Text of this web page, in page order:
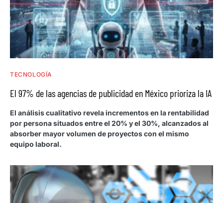
TECNOLOGÍA
El 97% de las agencias de publicidad en México prioriza la IA
El análisis cualitativo revela incrementos en la rentabilidad
por persona situados entre el 20% y el 30%, alcanzados al
absorber mayor volumen de proyectos con el mismo
equipo laboral.